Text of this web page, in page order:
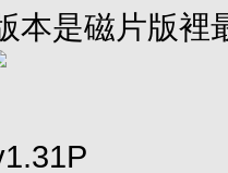
本是磁片版裡